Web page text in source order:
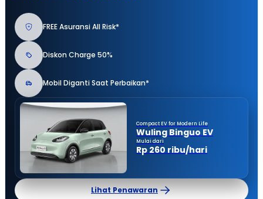
FREE Asuransi All Risk*
Diskon Charge 50%
Mobil Diganti Saat Perbaikan*
Compact EV for Modern Life
Wuling Binguo EV
Mulai dari
Rp 260 ribu/hari
Lihat Penawaran